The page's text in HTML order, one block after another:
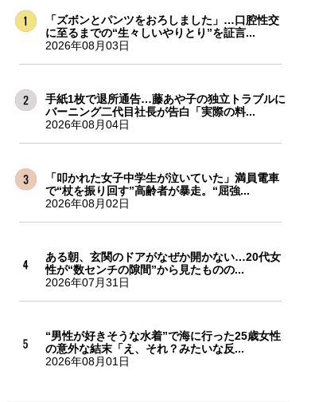
「ズボンとパンツをおろしました」…口腔性交
に至るまでの“生々しいやりとり”を証言...
2026年08月03日
手紙1枚で退所通告…藤あや子の独立トラブルに
バーニング二代目社長が告白「実際の料...
2026年08月04日
「叩かれた女子中学生が泣いていた」満員電車
で“杖を振り回す”高齢者が暴走。“屈強...
2026年08月02日
ある朝、玄関のドアがなぜか開かない…20代女
性が“数センチの隙間”から見たものの...
2026年07月31日
“男性が好きそうな水着”で海に行った25歳女性
の意外な結末「え、それ？みたいな反...
2026年08月01日